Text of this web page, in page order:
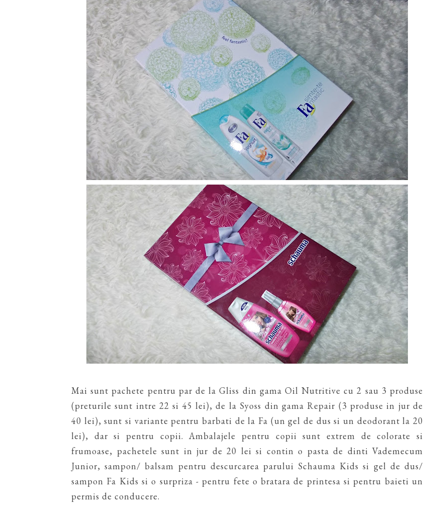
Mai sunt pachete pentru par de la Gliss din gama Oil Nutritive cu 2 sau 3 produse
(preturile sunt intre 22 si 45 lei), de la Syoss din gama Repair (3 produse in jur de
40 lei), sunt si variante pentru barbati de la Fa (un gel de dus si un deodorant la 20
lei), dar si pentru copii. Ambalajele pentru copii sunt extrem de colorate si
frumoase, pachetele sunt in jur de 20 lei si contin o pasta de dinti Vademecum
Junior, sampon/ balsam pentru descurcarea parului Schauma Kids si gel de dus/
sampon Fa Kids si o surpriza - pentru fete o bratara de printesa si pentru baieti un
permis de conducere.